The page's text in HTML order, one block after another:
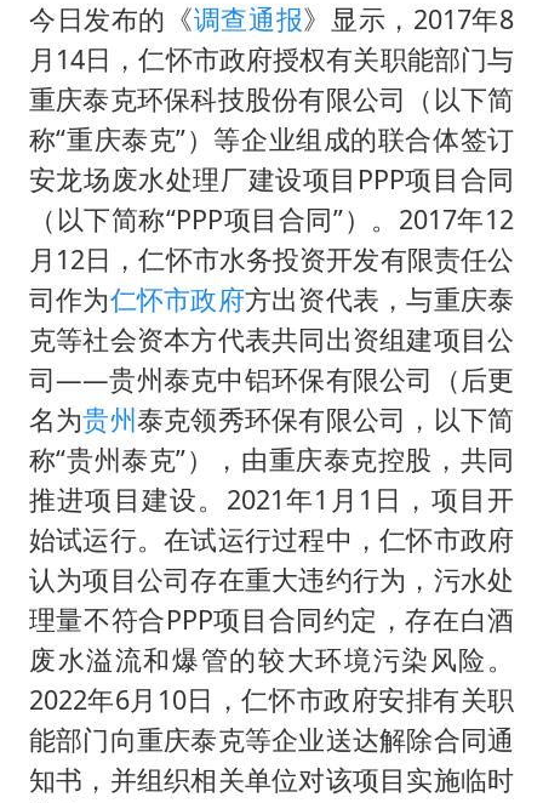
今日发布的《调查通报》显示，2017年8
月14日，仁怀市政府授权有关职能部门与
重庆泰克环保科技股份有限公司（以下简
称“重庆泰克”）等企业组成的联合体签订
安龙场废水处理厂建设项目PPP项目合同
（以下简称“PPP项目合同”）。2017年12
月12日，仁怀市水务投资开发有限责任公
司作为仁怀市政府方出资代表，与重庆泰
克等社会资本方代表共同出资组建项目公
司——贵州泰克中铝环保有限公司（后更
名为贵州泰克领秀环保有限公司，以下简
称“贵州泰克”），由重庆泰克控股，共同
推进项目建设。2021年1月1日，项目开
始试运行。在试运行过程中，仁怀市政府
认为项目公司存在重大违约行为，污水处
理量不符合PPP项目合同约定，存在白酒
废水溢流和爆管的较大环境污染风险。
2022年6月10日，仁怀市政府安排有关职
能部门向重庆泰克等企业送达解除合同通
知书，并组织相关单位对该项目实施临时